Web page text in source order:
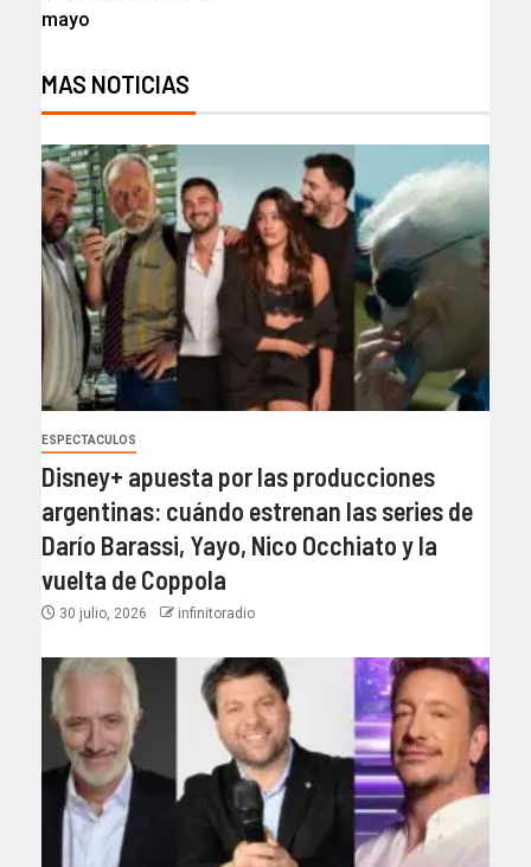
mayo
MAS NOTICIAS
ESPECTACULOS
Disney+ apuesta por las producciones
argentinas: cuándo estrenan las series de
Darío Barassi, Yayo, Nico Occhiato y la
vuelta de Coppola
30 julio, 2026 infinitoradio